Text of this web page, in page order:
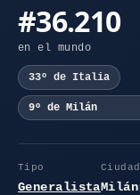
#36.210
en el mundo
33º de Italia
9º de Milán
Tipo
Generalista
Ciudad
Milán